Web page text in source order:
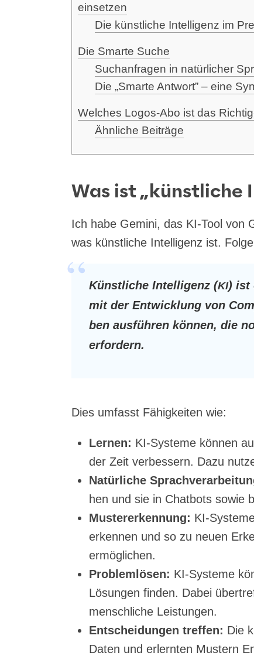
einsetzen
Die künst­li­che Intel­li­genz im
Die Smar­te Suche
Such­an­fra­gen in natür­li­cher
Die „Smar­te Ant­wort” – eine
Wel­ches Logos-Abo ist das
Ähn­li­che Beiträge
Was ist „künstliche
Ich habe Gemi­ni, das KI-Tool von
was künst­li­che Intel­li­genz ist.
Künst­li­che Intel­li­genz (KI) ist
mit der Ent­wick­lung von
ben aus­füh­ren kön­nen, die
erfordern.
Dies umfasst Fähig­kei­ten wie:
Ler­nen: KI-Sys­te­me kön­nen
der Zeit ver­bes­sern. Dazu
Natür­li­che
hen und sie in Chat­bots sowie
Mus­ter­er­ken­nung: KI-
erken­nen und so zu neu­en
ermöglichen.
Pro­blem­lö­sen: KI-Sys­te­me
Lösun­gen fin­den. Dabei
mensch­li­che Leistungen.
Ent­schei­dun­gen tref­fen: Die
Daten und erlern­ten Mus­tern